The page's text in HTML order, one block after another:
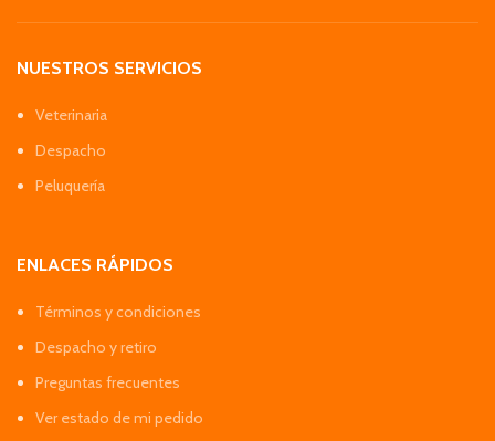
NUESTROS SERVICIOS
Veterinaria
Despacho
Peluquería
ENLACES RÁPIDOS
Términos y condiciones
Despacho y retiro
Preguntas frecuentes
Ver estado de mi pedido